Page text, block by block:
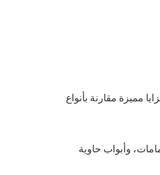
مميزة مقارنة بأنواع
وأبواب حاوية